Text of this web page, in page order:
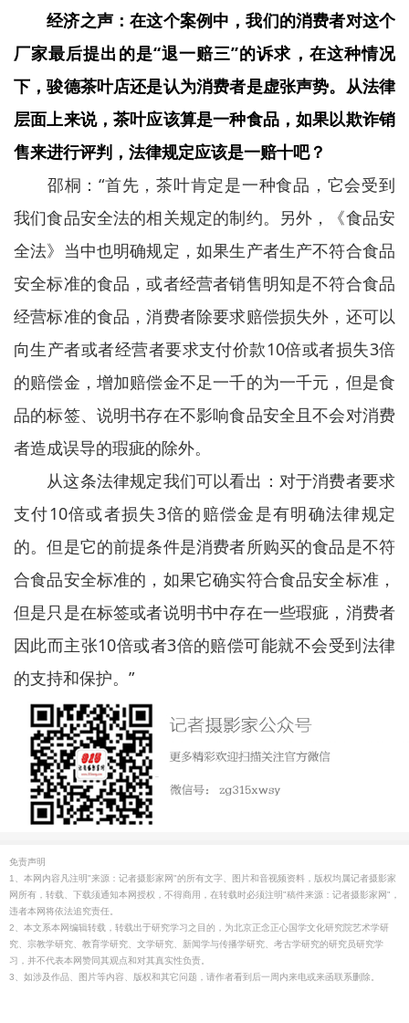
经济之声：在这个案例中，我们的消费者对这个
厂家最后提出的是“退一赔三”的诉求，在这种情况
下，骏德茶叶店还是认为消费者是虚张声势。从法律
层面上来说，茶叶应该算是一种食品，如果以欺诈销
售来进行评判，法律规定应该是一赔十吧？
邵桐：“首先，茶叶肯定是一种食品，它会受到
我们食品安全法的相关规定的制约。另外，《食品安
全法》当中也明确规定，如果生产者生产不符合食品
安全标准的食品，或者经营者销售明知是不符合食品
经营标准的食品，消费者除要求赔偿损失外，还可以
向生产者或者经营者要求支付价款10倍或者损失3倍
的赔偿金，增加赔偿金不足一千的为一千元，但是食
品的标签、说明书存在不影响食品安全且不会对消费
者造成误导的瑕疵的除外。
从这条法律规定我们可以看出：对于消费者要求
支付10倍或者损失3倍的赔偿金是有明确法律规定
的。但是它的前提条件是消费者所购买的食品是不符
合食品安全标准的，如果它确实符合食品安全标准，
但是只是在标签或者说明书中存在一些瑕疵，消费者
因此而主张10倍或者3倍的赔偿可能就不会受到法律
的支持和保护。”
免责声明
1、本网内容凡注明"来源：记者摄影家网"的所有文字、图片和音视频资料，版权均属记者摄影家
网所有，转载、下载须通知本网授权，不得商用，在转载时必须注明"稿件来源：记者摄影家网"，
违者本网将依法追究责任。
2、本文系本网编辑转载，转载出于研究学习之目的，为北京正念正心国学文化研究院艺术学研
究、宗教学研究、教育学研究、文学研究、新闻学与传播学研究、考古学研究的研究员研究学
习，并不代表本网赞同其观点和对其真实性负责。
3、如涉及作品、图片等内容、版权和其它问题，请作者看到后一周内来电或来函联系删除。